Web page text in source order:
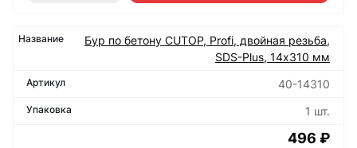
Бур по бетону CUTOP, Profi, двойная резьба,
SDS-Plus, 14х310 мм
40-14310
1 шт.
496 ₽